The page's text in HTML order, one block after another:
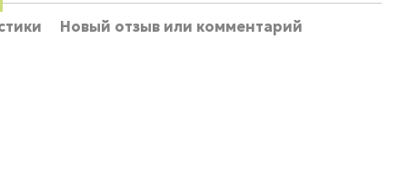
Новый отзыв или комментарий